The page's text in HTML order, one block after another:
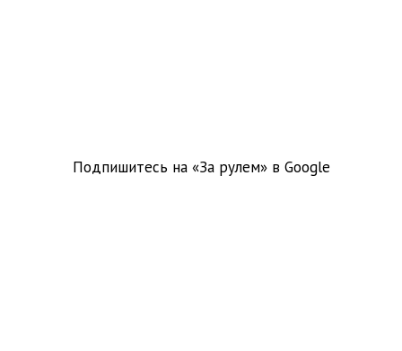
Подпишитесь на «За рулем» в Google